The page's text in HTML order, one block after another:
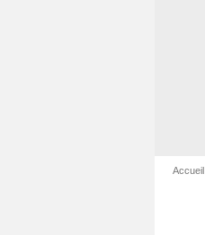
Accueil